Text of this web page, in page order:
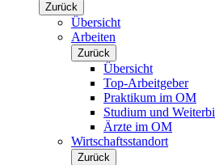
Zurück
Übersicht
Arbeiten
Zurück
Übersicht
Top-Arbeitgeber
Praktikum im OM
Studium und
Ärzte im OM
Wirtschaftsstandort
Zurück